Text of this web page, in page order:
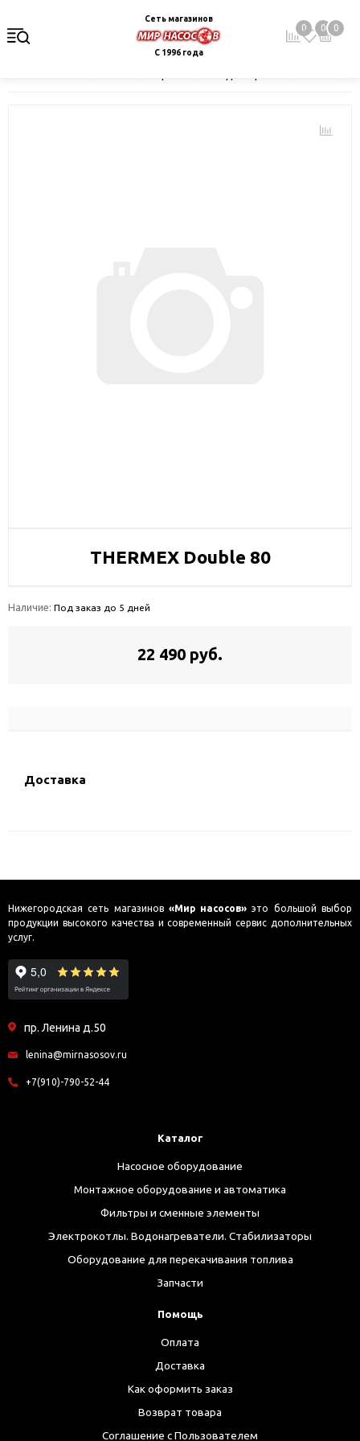
Сеть магазинов
С 1996 года
0 0 0
THERMEX Double 80
Наличие: Под заказ до 5 дней
22 490 руб.
Доставка
Нижегородская сеть магазинов «Мир насосов» это большой выбор
продукции высокого качества и современный сервис дополнительных
услуг.
пр. Ленина д.50
lenina@mirnasosov.ru
+7(910)-790-52-44
Каталог
Насосное оборудование
Монтажное оборудование и автоматика
Фильтры и сменные элементы
Электрокотлы. Водонагреватели. Стабилизаторы
Оборудование для перекачивания топлива
Запчасти
Помощь
Оплата
Доставка
Как оформить заказ
Возврат товара
Соглашение с Пользователем